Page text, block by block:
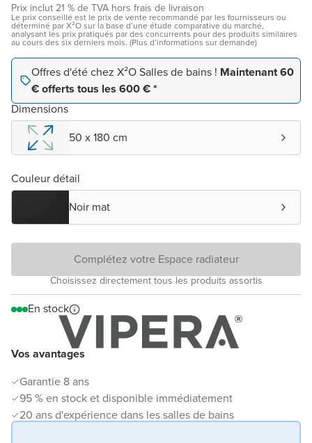
Vos avantages
Garantie 8 ans
95 % en stock et disponible immédiatement
20 ans d'expérience dans les salles de bains
Prix inclut 21 % de TVA hors frais de livraison
Le prix conseillé est le prix de vente recommandé par les fournisseurs ou
déterminé par X²O sur la base d’une étude comparative du marché,
analysant les prix pratiqués par des concurrents pour des produits similaires
au cours des six derniers mois. (Plus d’informations sur demande)
Offres d'été chez X²O Salles de bains ! Maintenant 60
€ offerts tous les 600 € *
Dimensions
50 x 180 cm
Couleur détail
Noir mat
Complétez votre Espace radiateur
Choisissez directement tous les produits assortis
En stock